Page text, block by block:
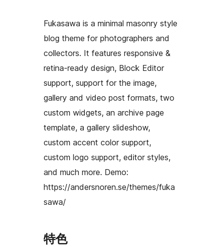
Fukasawa is a minimal masonry style
blog theme for photographers and
collectors. It features responsive &
retina-ready design, Block Editor
support, support for the image,
gallery and video post formats, two
custom widgets, an archive page
template, a gallery slideshow,
custom accent color support,
custom logo support, editor styles,
and much more. Demo:
https://andersnoren.se/themes/fuka
sawa/
特色